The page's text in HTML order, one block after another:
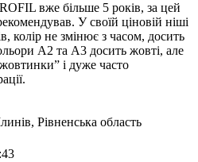
вже більше 5 років, за цей
У своїй ціновій ніші
колір не змінює з часом, досить
А2 та А3 досить жовті, але
і дуже часто
Рівненська область